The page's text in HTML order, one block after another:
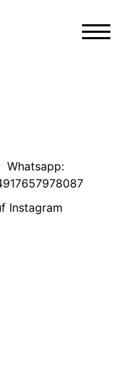
Whatsapp:
Instagram